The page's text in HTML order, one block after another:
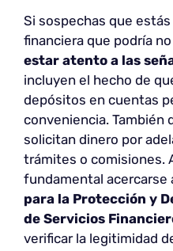
Si sospechas que
financiera que podría
estar atento a las
incluyen el hecho de
depósitos en cuentas
conveniencia. También
solicitan dinero por
trámites o comisiones.
fundamental acercarse
para la Protección y
de Servicios
verificar la legitimidad